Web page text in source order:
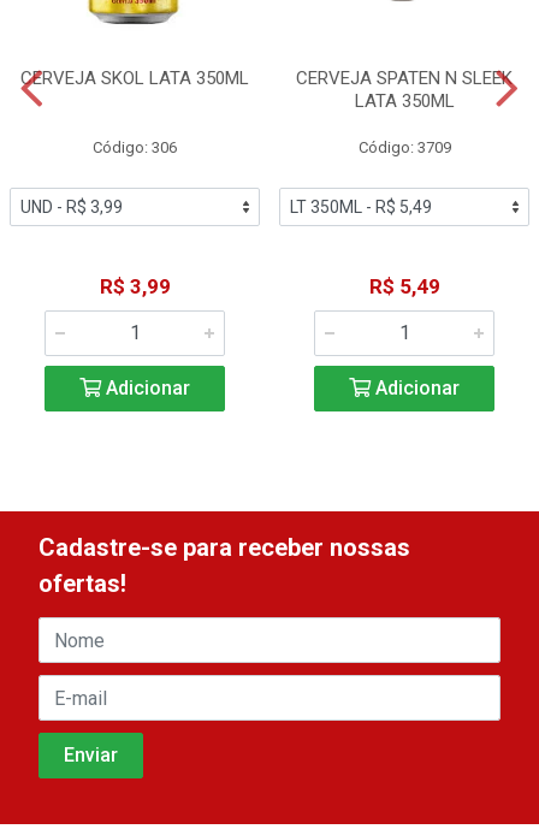
CERVEJA SKOL LATA 350ML
Código: 306
R$ 3,99
Adicionar
CERVEJA SPATEN N SLEEK
LATA 350ML
Código: 3709
R$ 5,49
Adicionar
Cadastre-se para receber nossas
ofertas!